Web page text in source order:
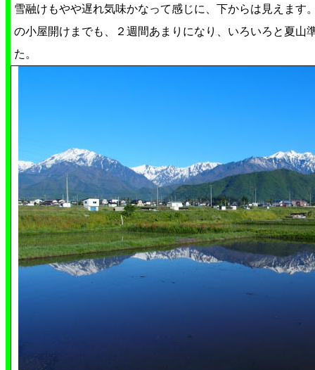
雪融けもやや遅れ気味かなって感じに、下からは見えます
の小屋開けまでも、２週間あまりになり、いろいろと夏山
た。